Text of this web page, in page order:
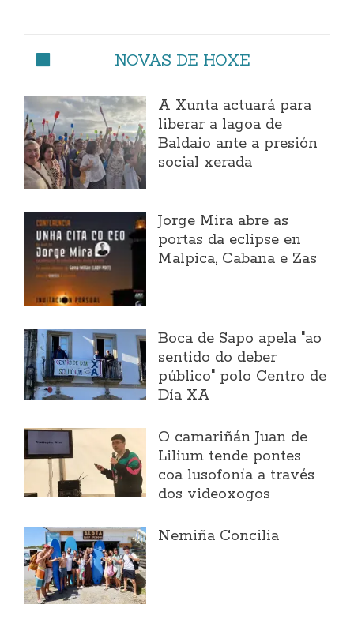
NOVAS DE HOXE
A Xunta actuará para
liberar a lagoa de
Baldaio ante a presión
social xerada
Jorge Mira abre as
portas da eclipse en
Malpica, Cabana e Zas
Boca de Sapo apela "ao
sentido do deber
público" polo Centro de
Día XA
O camariñán Juan de
Lilium tende pontes
coa lusofonía a través
dos videoxogos
Nemiña Concilia